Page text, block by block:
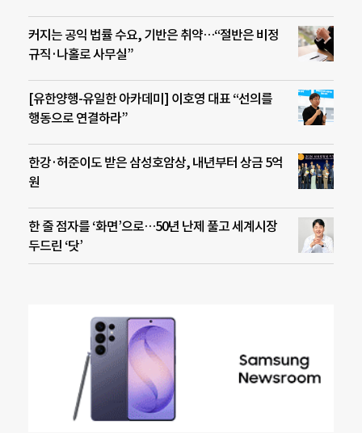
커지는 공익 법률 수요, 기반은 취약…“절반은 비정
규직·나홀로 사무실”
[유한양행-유일한 아카데미] 이호영 대표 “선의를
행동으로 연결하라”
한강·허준이도 받은 삼성호암상, 내년부터 상금 5억
원
한 줄 점자를 ‘화면’으로…50년 난제 풀고 세계시장
두드린 ‘닷’